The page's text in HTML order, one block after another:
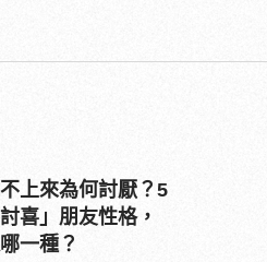
上來為何討厭？5
喜」朋友性格，
一種？